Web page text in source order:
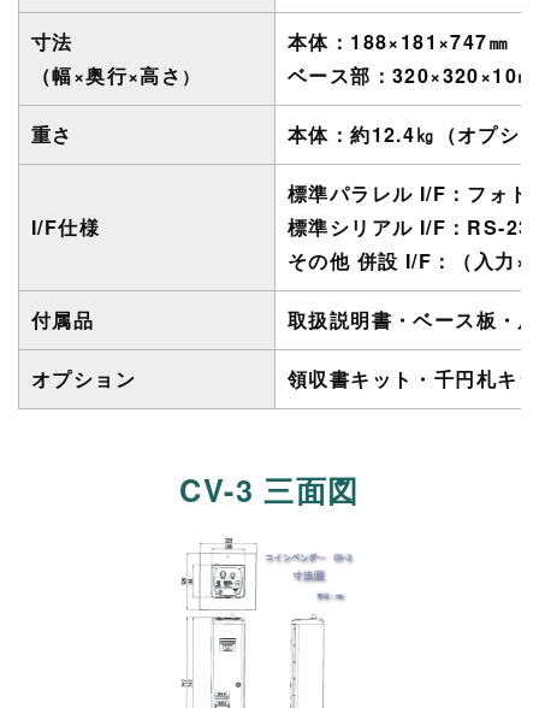
寸法
（幅×奥行×高さ ）
本体：188×181×747㎜
ベース部：320×320×10㎜
重さ 本体 ：約12.4㎏（オプシ
I/F仕様
標準パラレル I/F：フォ
標準シリアル I/F：RS-
その他 併設 I/F：（入力
付属品 取扱説明書 ・ベース板 ・
オプション 領収書キット ・ 千円札キ
CV-3 三面図